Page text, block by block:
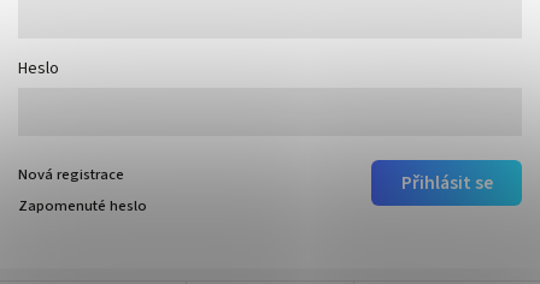
Heslo
Přihlásit se
Nová registrace
Zapomenuté heslo